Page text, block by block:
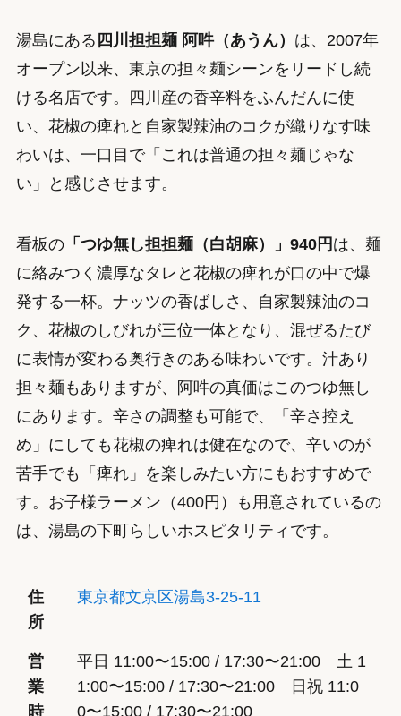
湯島にある 四川担担麺 阿吽（あうん） は、2007年
オープン以来、東京の担々麺シーンをリードし続
ける名店です。四川産の香辛料をふんだんに使
い、花椒の痺れと自家製辣油のコクが織りなす味
わいは、一口目で「これは普通の担々麺じゃな
い」と感じさせます。
看板の「つゆ無し担担麺（白胡麻）」940円 は、麺
に絡みつく濃厚なタレと花椒の痺れが口の中で爆
発する一杯。ナッツの香ばしさ、自家製辣油のコ
ク、花椒のしびれが三位一体となり、混ぜるたび
に表情が変わる奥行きのある味わいです。汁あり
担々麺もありますが、阿吽の真価はこのつゆ無し
にあります。辛さの調整も可能で、「辛さ控え
め」にしても花椒の痺れは健在なので、辛いのが
苦手でも「痺れ」を楽しみたい方にもおすすめで
す。お子様ラーメン（400円）も用意されているの
は、湯島の下町らしいホスピタリティです。
住
所
東京都文京区湯島3-25-11
営
業
時
平日 11:00〜15:00 / 17:30〜21:00 土 1
1:00〜15:00 / 17:30〜21:00 日祝 11:0
0〜15:00 / 17:30〜21:00